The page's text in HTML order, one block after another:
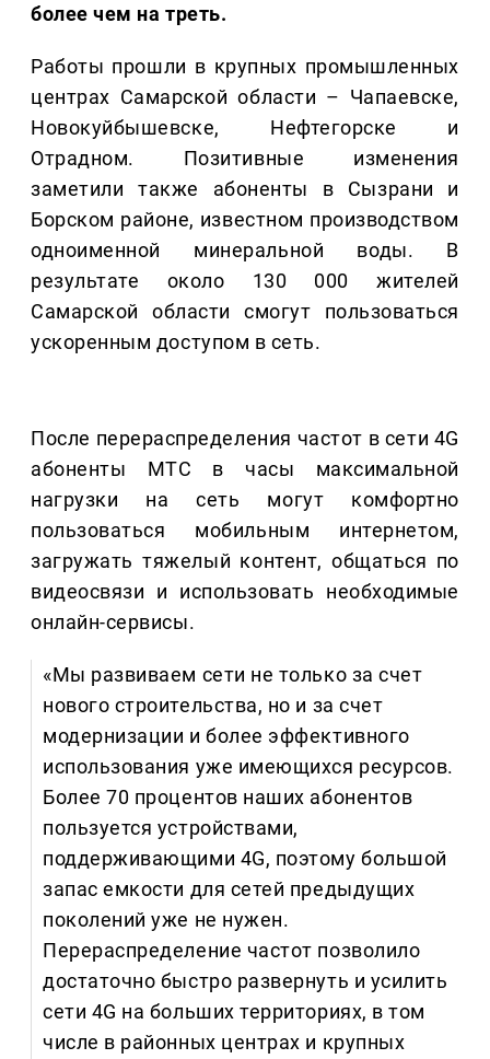
более чем на треть.
Работы прошли в крупных промышленных
центрах Самарской области – Чапаевске,
Новокуйбышевске, Нефтегорске и
Отрадном. Позитивные изменения
заметили также абоненты в Сызрани и
Борском районе, известном производством
одноименной минеральной воды. В
результате около 130 000 жителей
Самарской области смогут пользоваться
ускоренным доступом в сеть.
После перераспределения частот в сети 4G
абоненты МТС в часы максимальной
нагрузки на сеть могут комфортно
пользоваться мобильным интернетом,
загружать тяжелый контент, общаться по
видеосвязи и использовать необходимые
онлайн-сервисы.
«Мы развиваем сети не только за счет
нового строительства, но и за счет
модернизации и более эффективного
использования уже имеющихся ресурсов.
Более 70 процентов наших абонентов
пользуется устройствами,
поддерживающими 4G, поэтому большой
запас емкости для сетей предыдущих
поколений уже не нужен.
Перераспределение частот позволило
достаточно быстро развернуть и усилить
сети 4G на больших территориях, в том
числе в районных центрах и крупных